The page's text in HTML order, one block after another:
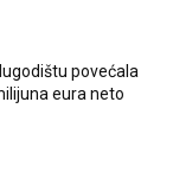
povećala
eura neto